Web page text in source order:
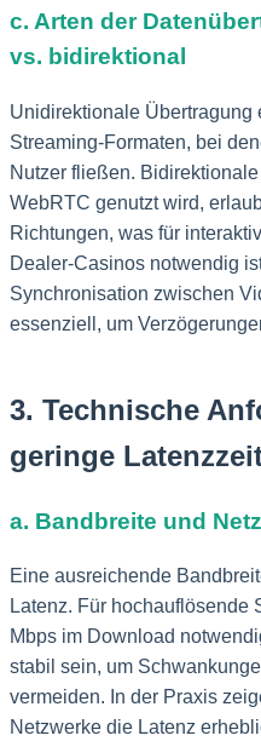
c. Arten der
vs. bidirektional
Unidirektionale Übertragung
Streaming-Formaten, bei
Nutzer fließen.
WebRTC genutzt wird,
Richtungen, was für
Dealer-Casinos notwendig
Synchronisation zwischen
essenziell, um
3. Technische
geringe
a. Bandbreite und
Eine ausreichende
Latenz. Für hochauflösende
Mbps im Download
stabil sein, um
vermeiden. In der Praxis
Netzwerke die Latenz